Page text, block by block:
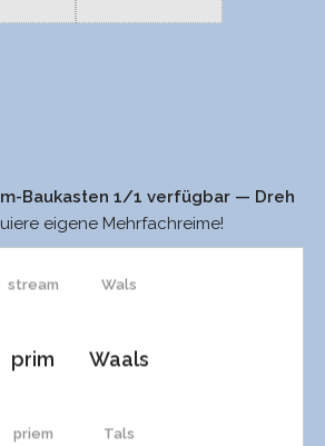
Baukasten 1/1 verfügbar — Dreh
eigene Mehrfachreime!
stream
prim
priem
Wals
Waals
Tals